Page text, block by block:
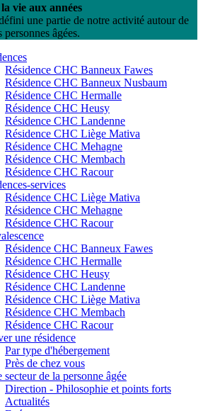
vie aux années
une partie de notre activité autour de
âgées.
Résidence CHC Banneux Fawes
Résidence CHC Banneux Nusbaum
Résidence CHC Hermalle
Résidence CHC Heusy
Résidence CHC Landenne
Résidence CHC Liège Mativa
Résidence CHC Mehagne
Résidence CHC Membach
Résidence CHC Racour
services
Résidence CHC Liège Mativa
Résidence CHC Mehagne
Résidence CHC Racour
Résidence CHC Banneux Fawes
Résidence CHC Hermalle
Résidence CHC Heusy
Résidence CHC Landenne
Résidence CHC Liège Mativa
Résidence CHC Membach
Résidence CHC Racour
une résidence
Par type d'hébergement
Près de chez vous
secteur de la personne âgée
Direction - Philosophie et points forts
Actualités